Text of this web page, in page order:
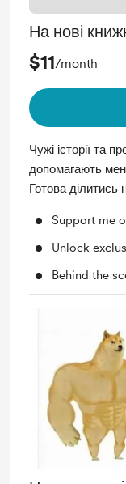
На нові
$11/month
Чужі історії та
допомагають
Готова ділитись
Support me
Unlock
Behind the